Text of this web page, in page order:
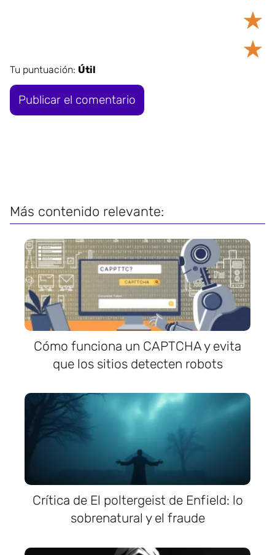
★
★
Tu puntuación: Útil
Más contenido relevante:
Cómo funciona un CAPTCHA y evita
que los sitios detecten robots
Crítica de El poltergeist de Enfield: lo
sobrenatural y el fraude